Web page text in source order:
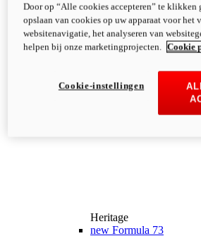
Heritage
new Formula 73
Door op “Alle cookies accepteren” te klikken
opslaan van cookies op uw apparaat voor het
websitenavigatie, het analyseren van
helpen bij onze marketingprojecten.
Cookie
Cookie-instellingen